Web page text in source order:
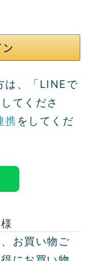
は、「LINEで
てくださ
携をしてくだ
お買い物ご